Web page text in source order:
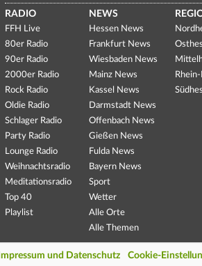
RADIO
FFH Live
80er Radio
90er Radio
2000er Radio
Rock Radio
Oldie Radio
Schlager Radio
Party Radio
Lounge Radio
Weihnachtsradio
Meditationsradio
Top 40
Playlist
NEWS
Hessen News
Frankfurt News
Wiesbaden News
Mainz News
Kassel News
Darmstadt News
Offenbach News
Gießen News
Fulda News
Bayern News
Sport
Wetter
Alle Orte
Alle Themen
Impressum und Datenschutz Cookie-